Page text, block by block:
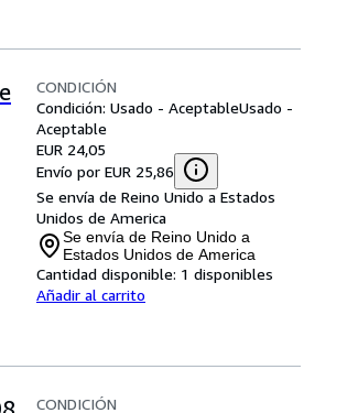
CONDICIÓN
Condición: Usado - AceptableUsado -
Aceptable
EUR 24,05
Envío por EUR 25,86
Se envía de Reino Unido a Estados
Unidos de America
Se envía de Reino Unido a
Estados Unidos de America
Cantidad disponible: 1 disponibles
Añadir al carrito
CONDICIÓN